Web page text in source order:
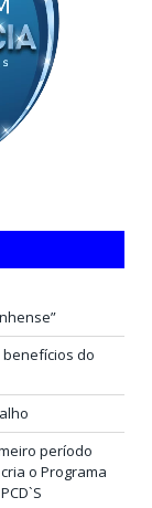
do
período
o Programa